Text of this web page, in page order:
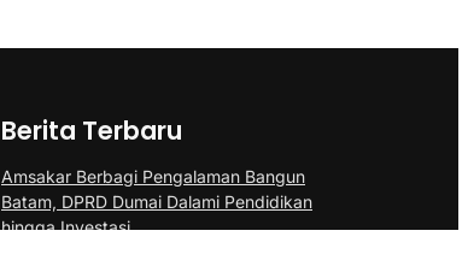
Berita Terbaru
Amsakar Berbagi Pengalaman Bangun
Batam, DPRD Dumai Dalami Pendidikan
hingga Investasi